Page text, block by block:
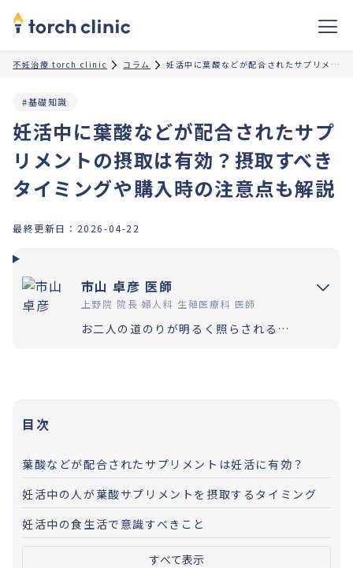
不妊治療 torch clinic コラム 妊活中に葉酸などが配合されたサプリメントの摂取は有効？摂取すべきタイミングや購入時の注意点も解説
妊活中に葉酸などが配合されたサプ
リメントの摂取は有効？摂取すべき
タイミングや購入時の注意点も解説
#基礎知識
最終更新日： 2026-04-22
市山 卓彦 医師
上野院 院長 婦人科 生殖医療科 医師
お二人の道のりが明るく照らされるよう「理解」と「納得」の上で選択いただく過程を大切にしています。エビデンスに基づいた高水準の医療提供により「幸せな家族計画の実現」をお手伝いさせていただきます。
目次
葉酸などが配合されたサプリメントは妊活に有効？
妊活中の人が葉酸サプリメントを摂取するタイミング
妊活中の食生活で意識すべきこと
すべて表示